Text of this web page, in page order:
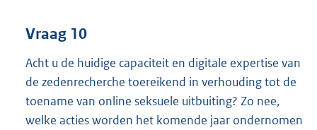
Vraag 10
Acht u de huidige capaciteit en digitale expertise van
de zedenrecherche toereikend in verhouding tot de
toename van online seksuele uitbuiting? Zo nee,
welke acties worden het komende jaar ondernomen